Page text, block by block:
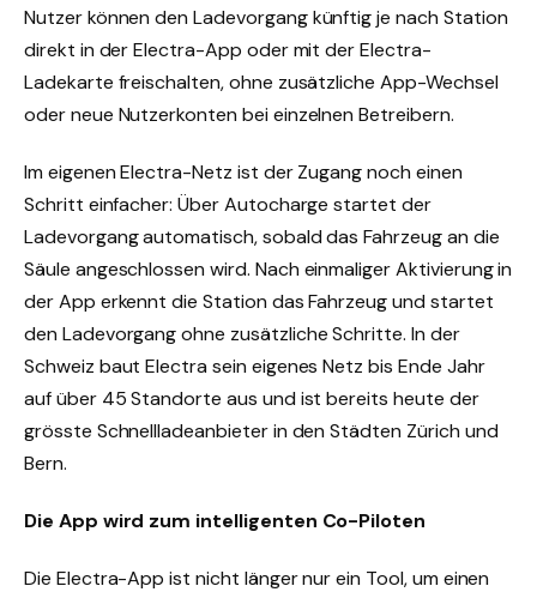
Nutzer können den Ladevorgang künftig je nach Station
direkt in der Electra-App oder mit der Electra-
Ladekarte freischalten, ohne zusätzliche App-Wechsel
oder neue Nutzerkonten bei einzelnen Betreibern.
Im eigenen Electra-Netz ist der Zugang noch einen
Schritt einfacher: Über Autocharge startet der
Ladevorgang automatisch, sobald das Fahrzeug an die
Säule angeschlossen wird. Nach einmaliger Aktivierung in
der App erkennt die Station das Fahrzeug und startet
den Ladevorgang ohne zusätzliche Schritte. In der
Schweiz baut Electra sein eigenes Netz bis Ende Jahr
auf über 45 Standorte aus und ist bereits heute der
grösste Schnellladeanbieter in den Städten Zürich und
Bern.
Die App wird zum intelligenten Co-Piloten
Die Electra-App ist nicht länger nur ein Tool, um einen